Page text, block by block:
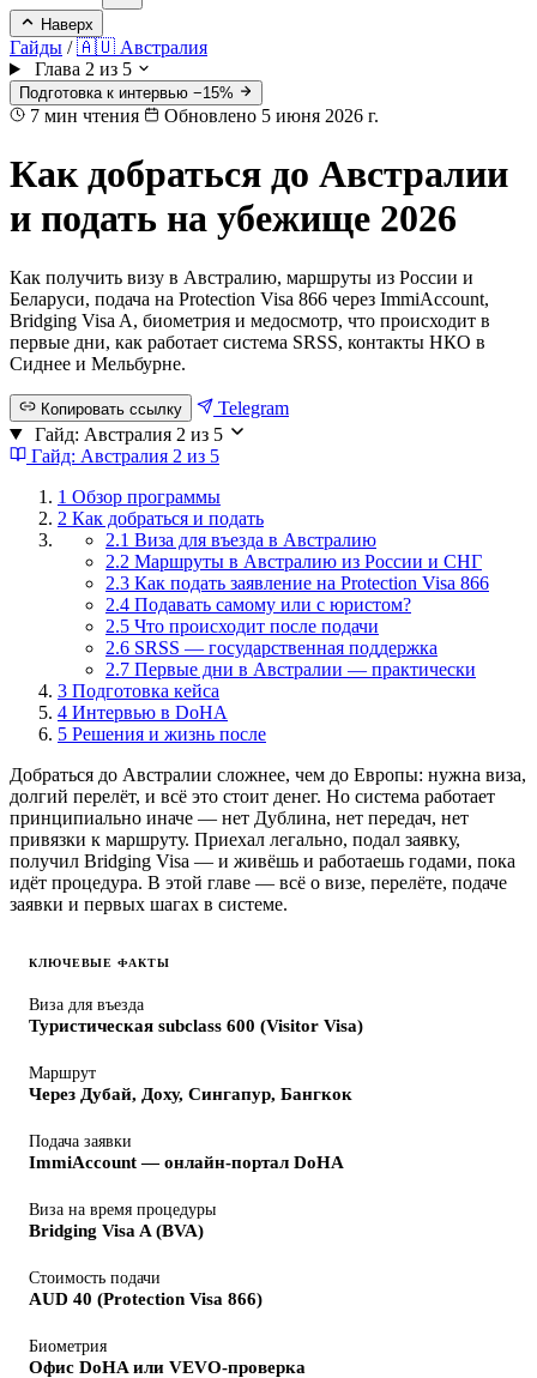
Наверх
Гайды / 🇦🇺 Австралия
Глава 2 из 5
Подготовка к интервью −15%
7 мин чтения Обновлено 5 июня 2026 г.
Как добраться до Австралии
и подать на убежище 2026
Как получить визу в Австралию, маршруты из России и
Беларуси, подача на Protection Visa 866 через ImmiAccount,
Bridging Visa A, биометрия и медосмотр, что происходит в
первые дни, как работает система SRSS, контакты НКО в
Сиднее и Мельбурне.
Копировать ссылку
Telegram
Гайд: Австралия 2 из 5
Гайд: Австралия 2 из 5
1 Обзор программы
2 Как добраться и подать
2.1 Виза для въезда в Австралию
2.2 Маршруты в Австралию из России и СНГ
2.3 Как подать заявление на Protection Visa 866
2.4 Подавать самому или с юристом?
2.5 Что происходит после подачи
2.6 SRSS — государственная поддержка
2.7 Первые дни в Австралии — практически
3 Подготовка кейса
4 Интервью в DoHA
5 Решения и жизнь после
Добраться до Австралии сложнее, чем до Европы: нужна виза,
долгий перелёт, и всё это стоит денег. Но система работает
принципиально иначе — нет Дублина, нет передач, нет
привязки к маршруту. Приехал легально, подал заявку,
получил Bridging Visa — и живёшь и работаешь годами, пока
идёт процедура. В этой главе — всё о визе, перелёте, подаче
заявки и первых шагах в системе.
КЛЮЧЕВЫЕ ФАКТЫ
Виза для въезда
Туристическая subclass 600 (Visitor Visa)
Маршрут
Через Дубай, Доху, Сингапур, Бангкок
Подача заявки
ImmiAccount — онлайн-портал DoHA
Виза на время процедуры
Bridging Visa A (BVA)
Стоимость подачи
AUD 40 (Protection Visa 866)
Биометрия
Офис DoHA или VEVO-проверка